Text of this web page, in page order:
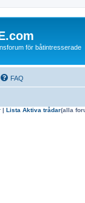
för båtintresserade
FAQ
| Lista Aktiva trådar(alla